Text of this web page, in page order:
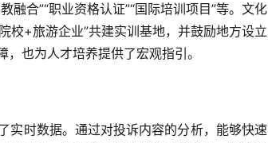
合”“职业资格认证”“国际培训项目”等。文化
校+旅游企业”共建实训基地，并鼓励地方设立
也为人才培养提供了宏观指引。
实时数据。通过对投诉内容的分析，能够快速